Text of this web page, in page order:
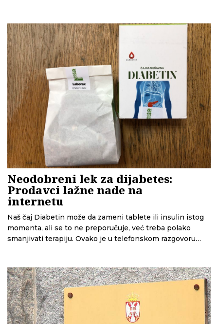
javnim nabavkama.
Neodobreni lek za dijabetes:
Prodavci lažne nade na
internetu
Naš čaj Diabetin može da zameni tablete ili insulin istog
momenta, ali se to ne preporučuje, već treba polako
smanjivati terapiju. Ovako je u telefonskom razgovoru
leka, i da nagli prekid terapije može da ozbiljno ugrozi već
narušeno zdravlje.